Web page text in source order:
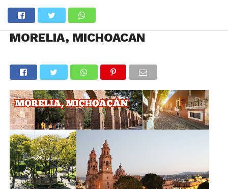
MORELIA, MICHOACAN